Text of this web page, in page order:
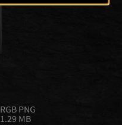
RGB PNG
1.29 MB